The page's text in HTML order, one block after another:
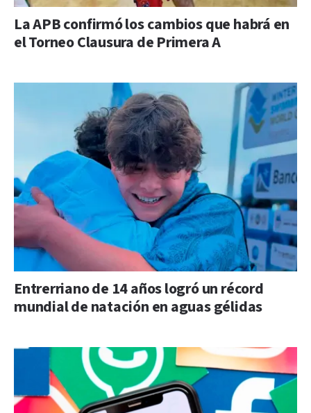
La APB confirmó los cambios que habrá en
el Torneo Clausura de Primera A
Entrerriano de 14 años logró un récord
mundial de natación en aguas gélidas